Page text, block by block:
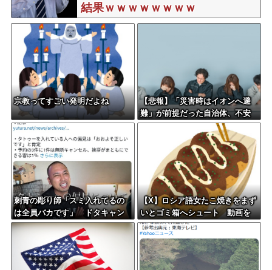
結果ｗｗｗｗｗｗｗｗ
宗教ってすごい発明だよね
【悲報】「災害時はイオンへ避
難」が前提だった自治体、不安
の声が相次ぐ
刺青の彫り師「スミ入れてるの
は全員バカです」 ドタキャン
当たり前、カネはない、挨拶も
【X】ロシア語女たこ焼きをまず
いとゴミ箱へシュート 動画を
公開